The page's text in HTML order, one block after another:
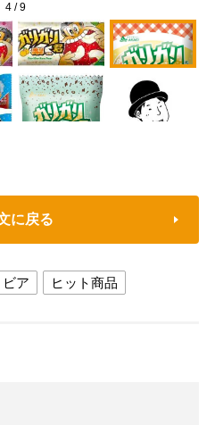
4/9
に戻る
ビア ヒット商品